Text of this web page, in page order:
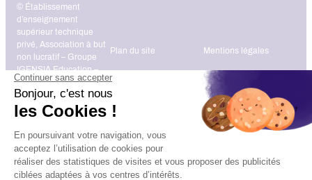
© Établissement
d’enseignement
supérieur technique
privé, Association à but
non lucratif – Groupe
IGENSIA Education –
Mise à jour site :
Janvier 2026
Plan du site Mentions légales
Charte des données
Contact